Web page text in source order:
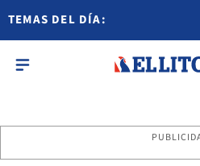
TEMAS DEL DÍA: